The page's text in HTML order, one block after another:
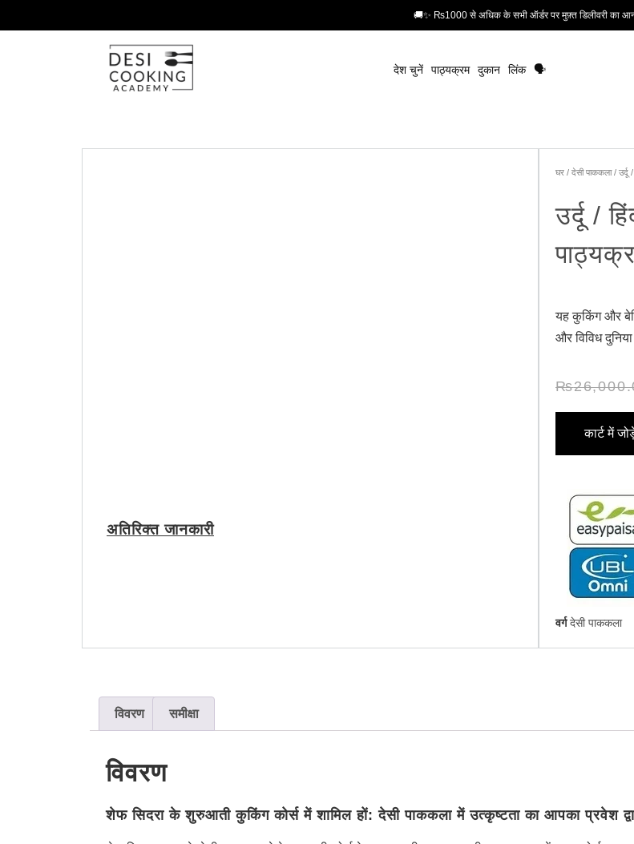
🚚✨ ₨1000 से अधिक के सभी ऑर्डर पर मुफ़्त डिलीवरी का
देश चुनें पाठ्यक्रम दुकान लिंक 🗣️
अतिरिक्त जानकारी
घर / देसी पाककला/ उर्दू
उर्दू /
यह कुकिंग और
और विविध
₨
कार्ट में
वर्ग देसी पाककला
विवरण समीक्षा
विवरण
शेफ सिदरा के शुरुआती कुकिंग कोर्स में शामिल हों: देसी पाककला में उत्कृष्टता का आपका प्रवेश